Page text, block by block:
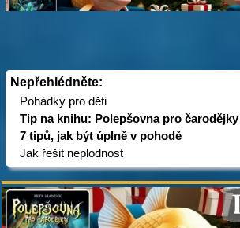
Nepřehlédněte:
Pohádky pro děti
Tip na knihu: Polepšovna pro čarodějky
7 tipů, jak být úplně v pohodě
Jak řešit neplodnost